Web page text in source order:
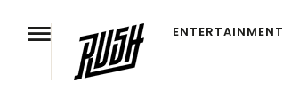
ENTERTAINMENT